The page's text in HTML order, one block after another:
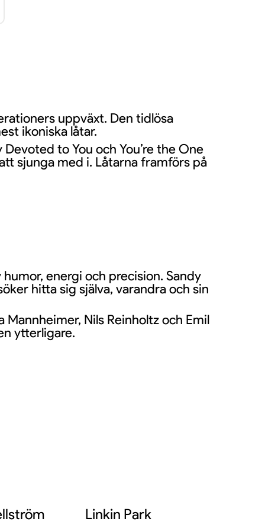
uppväxt. Den tidlösa
ikoniska låtar.
to You och You’re the One
sjunga med i. Låtarna framförs på
energi och precision. Sandy
hitta sig själva, varandra och sin
Nils Reinholtz och Emil
ytterligare.
tyngd och modern energi.
Linkin Park